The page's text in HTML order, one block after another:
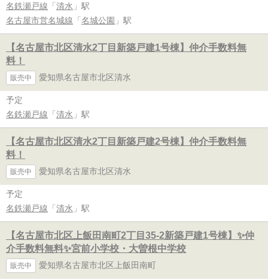
名鉄瀬戸線 「 清水 」駅
名古屋市営名城線 「 名城公園 」駅
【名古屋市北区清水2丁目新築戸建1号棟】仲介手数料無
料！
販売中 愛知県名古屋市北区清水
予定
名鉄瀬戸線 「 清水 」駅
【名古屋市北区清水2丁目新築戸建2号棟】仲介手数料無
料！
販売中 愛知県名古屋市北区清水
予定
名鉄瀬戸線 「 清水 」駅
【名古屋市北区上飯田南町2丁目35-2新築戸建1号棟】✨️仲
介手数料無料✨️宮前小学校・大曽根中学校
販売中 愛知県名古屋市北区上飯田南町